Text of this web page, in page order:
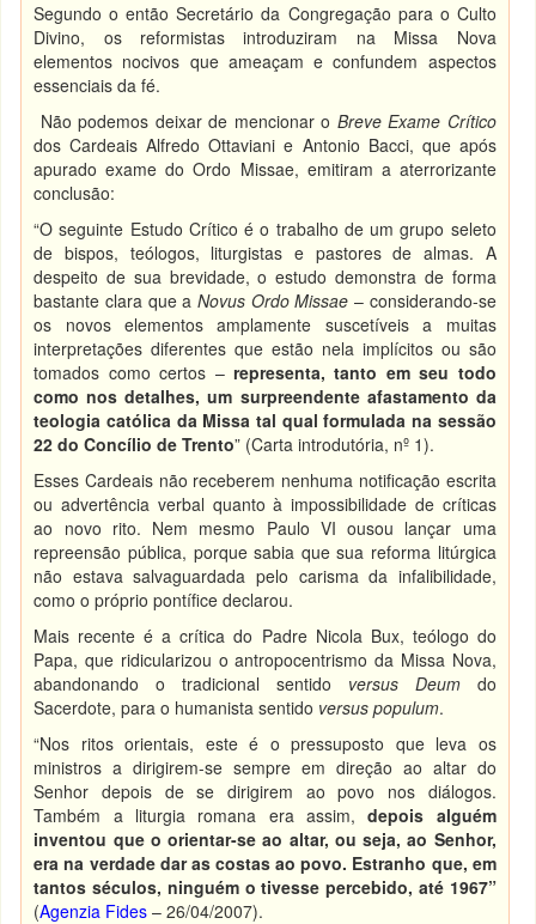
Segundo o então Secretário da Congregação para o Culto
Divino, os reformistas introduziram na Missa Nova
elementos nocivos que ameaçam e confundem aspectos
essenciais da fé.
Não podemos deixar de mencionar o Breve Exame Crítico
dos Cardeais Alfredo Ottaviani e Antonio Bacci, que após
apurado exame do Ordo Missae, emitiram a aterrorizante
conclusão:
“O seguinte Estudo Crítico é o trabalho de um grupo seleto
de bispos, teólogos, liturgistas e pastores de almas. A
despeito de sua brevidade, o estudo demonstra de forma
bastante clara que a Novus Ordo Missae – considerando-se
os novos elementos amplamente suscetíveis a muitas
interpretações diferentes que estão nela implícitos ou são
tomados como certos – representa, tanto em seu todo
como nos detalhes, um surpreendente afastamento da
teologia católica da Missa tal qual formulada na sessão
22 do Concílio de Trento” (Carta introdutória, nº 1).
Esses Cardeais não receberem nenhuma notificação escrita
ou advertência verbal quanto à impossibilidade de críticas
ao novo rito. Nem mesmo Paulo VI ousou lançar uma
repreensão pública, porque sabia que sua reforma litúrgica
não estava salvaguardada pelo carisma da infalibilidade,
como o próprio pontífice declarou.
Mais recente é a crítica do Padre Nicola Bux, teólogo do
Papa, que ridicularizou o antropocentrismo da Missa Nova,
abandonando o tradicional sentido versus Deumdo
Sacerdote, para o humanista sentido versus populum.
“Nos ritos orientais, este é o pressuposto que leva os
ministros a dirigirem-se sempre em direção ao altar do
Senhor depois de se dirigirem ao povo nos diálogos.
Também a liturgia romana era assim,depois alguém
inventou que o orientar-se ao altar, ou seja, ao Senhor,
era na verdade dar as costas ao povo. Estranho que, em
tantos séculos, ninguém o tivesse percebido, até 1967”
(Agenzia Fides – 26/04/2007).